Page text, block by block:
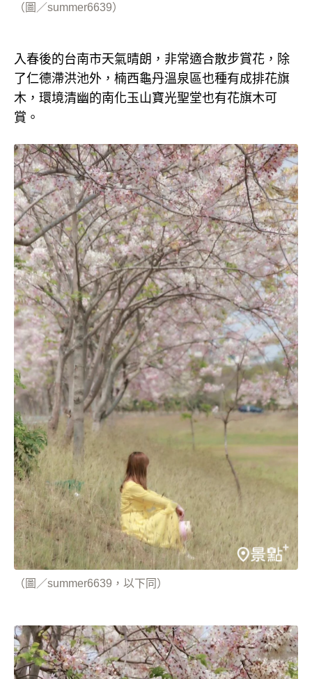
（圖／summer6639）
入春後的台南市天氣晴朗，非常適合散步賞花，除
了仁德滯洪池外，楠西龜丹溫泉區也種有成排花旗
木，環境清幽的南化玉山寶光聖堂也有花旗木可
賞。
（圖／summer6639，以下同）